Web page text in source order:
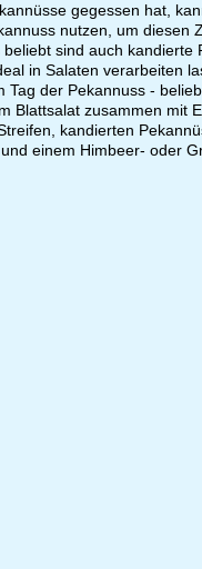
gegessen hat,
nutzen, um diesen
sind auch kandierte
in Salaten verarbeiten
Tag der Pekannuss -
Blattsalat zusammen mit
kandierten
einem Himbeer- oder